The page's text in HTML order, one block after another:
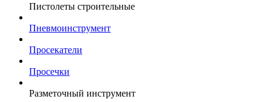
Пистолеты строительные
Пневмоинструмент
Просекатели
Просечки
Разметочный инструмент